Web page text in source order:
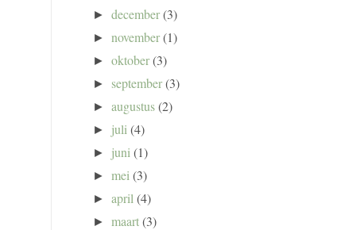
►december(3)
►november(1)
►oktober(3)
► september(3)
►augustus(2)
► juli (4)
► juni (1)
►mei (3)
►april (4)
►maart(3)